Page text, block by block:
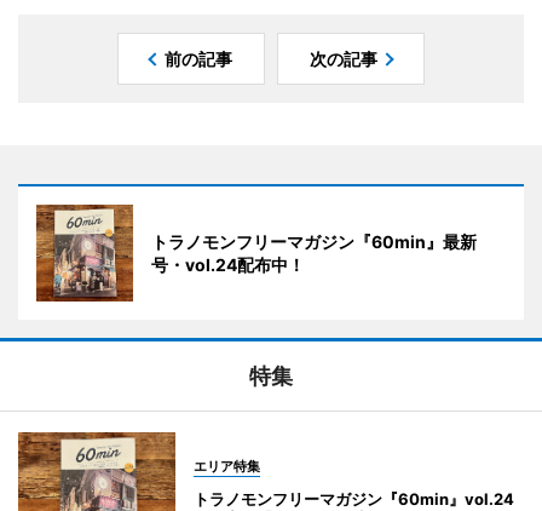
前の記事 次の記事
トラノモンフリーマガジン『60min』最新
号・vol.24配布中！
特集
エリア特集
トラノモンフリーマガジン『60min』vol.24